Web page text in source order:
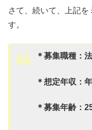
さて、続いて、上記
す。
＊募集職種：
＊想定年収：
＊募集年齢：